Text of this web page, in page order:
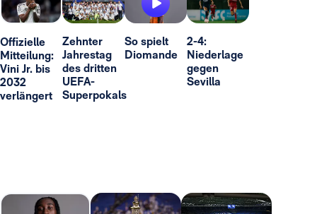
Offizielle
Mitteilung:
Vini Jr. bis
2032
verlängert
Zehnter
Jahrestag
des dritten
UEFA-
Superpokals
So spielt
Diomande
2-4:
Niederlage
gegen
Sevilla